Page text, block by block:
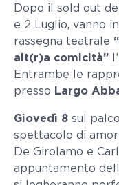
Dopo il sold out
e 2 Luglio, vanno
rassegna teatrale
alt(r)a comicità” l’
Entrambe le
presso Largo
Giovedì 8 sul palco
spettacolo di
De Girolamo e
appuntamento